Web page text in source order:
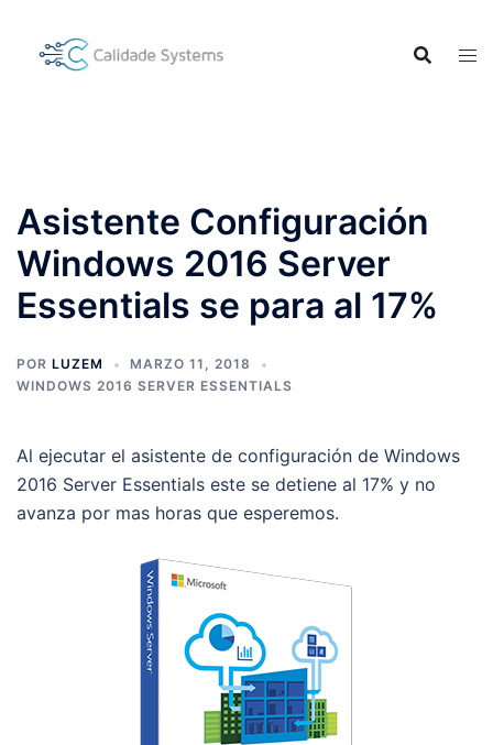
contenido
Asistente Configuración
Windows 2016 Server
Essentials se para al 17%
POR LUZEM
MARZO 11, 2018
WINDOWS 2016 SERVER ESSENTIALS
Al ejecutar el asistente de configuración de Windows
2016 Server Essentials este se detiene al 17% y no
avanza por mas horas que esperemos.